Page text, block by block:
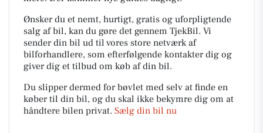
Ønsker du et nemt, hurtigt, gratis og uforpligtende
salg af bil, kan du gøre det gennem TjekBil. Vi
sender din bil ud til vores store netværk af
bilforhandlere, som efterfølgende kontakter dig og
giver dig et tilbud om køb af din bil.
Du slipper dermed for bøvlet med selv at finde en
køber til din bil, og du skal ikke bekymre dig om at
håndtere bilen privat. Sælg din bil nu